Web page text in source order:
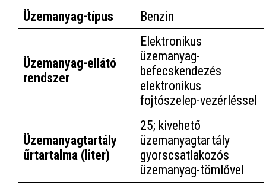
Üzemanyag-típus
Benzin
Üzemanyag-ellátó
rendszer
Elektronikus
üzemanyag-
befecskendezés
elektronikus
fojtószelep-vezérléssel
Üzemanyagtartály
űrtartalma (liter)
25; kivehető
üzemanyagtartály
gyorscsatlakozós
üzemanyag-tömlővel